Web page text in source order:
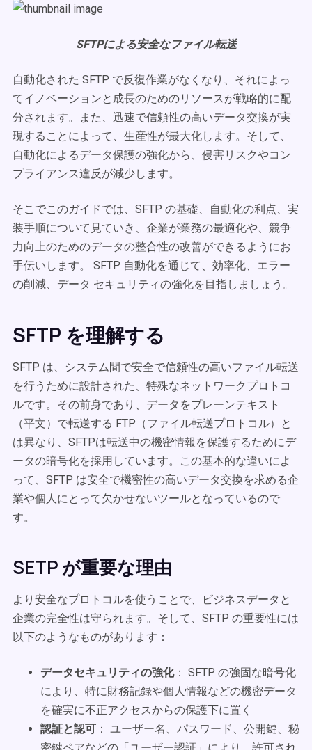
SFTPによる安全なファイル転送
自動化された SFTP で反復作業がなくなり、それによっ
てイノベーションと成長のためのリソースが戦略的に配
分されます。また、迅速で信頼性の高いデータ交換が実
現することによって、生産性が最大化します。そして、
自動化によるデータ保護の強化から、侵害リスクやコン
プライアンス違反が減少します。
そこでこのガイドでは、SFTP の基礎、自動化の利点、実
装手順について見ていき、企業が業務の最適化や、競争
力向上のためのデータの整合性の改善ができるようにお
手伝いします。 SFTP 自動化を通じて、効率化、エラー
の削減、データ セキュリティの強化を目指しましょう。
SFTP を理解する
SFTP は、システム間で安全で信頼性の高いファイル転送
を行うために設計された、特殊なネットワークプロトコ
ルです。その前身であり、データをプレーンテキスト
（平文）で転送する FTP（ファイル転送プロトコル）と
は異なり、SFTPは転送中の機密情報を保護するためにデ
ータの暗号化を採用しています。この基本的な違いによ
って、SFTP は安全で機密性の高いデータ交換を求める企
業や個人にとって欠かせないツールとなっているので
す。
SETP が重要な理由
より安全なプロトコルを使うことで、ビジネスデータと
企業の完全性は守られます。そして、SFTP の重要性には
以下のようなものがあります：
データセキュリティの強化： SFTP の強固な暗号化
により、特に財務記録や個人情報などの機密データ
を確実に不正アクセスからの保護下に置く
認証と認可 ： ユーザー名、パスワード、公開鍵、秘